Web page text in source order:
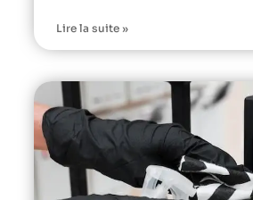
Lire la suite »